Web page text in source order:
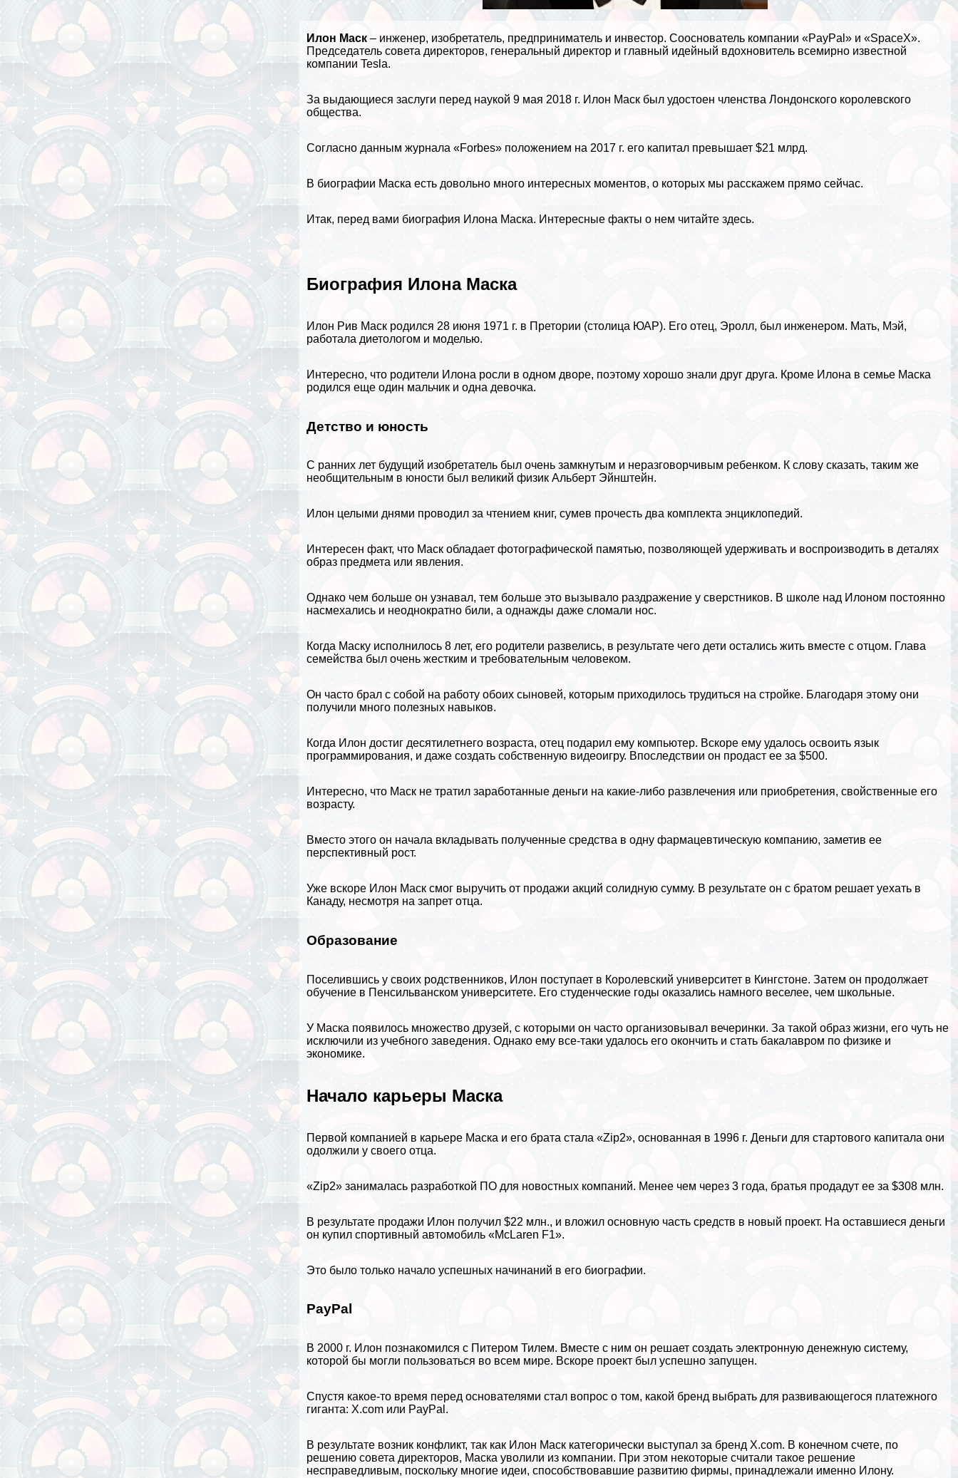
Илон Маск – инженер, изобретатель, предприниматель и инвестор. Сооснователь компании «PayPal» и «SpaceX».
Председатель совета директоров, генеральный директор и главный идейный вдохновитель всемирно известной
компании Tesla.
За выдающиеся заслуги перед наукой 9 мая 2018 г. Илон Маск был удостоен члeнства Лондонского королевского
общества.
Согласно данным журнала «Forbes» положением на 2017 г. его капитал превышает $21 млрд.
В биографии Маска есть довольно много интересных моментов, о которых мы расскажем прямо сейчас.
Итак, перед вами биография Илона Маска. Интересные факты о нем читайте здесь.
Биография Илона Маска
Илон Рив Маск родился 28 июня 1971 г. в Претории (столица ЮАР). Его отец, Эролл, был инженером. Мать, Мэй,
работала диетологом и моделью.
Интересно, что родители Илона росли в одном дворе, поэтому хорошо знали друг друга. Кроме Илона в семье Маска
родился еще один мальчик и одна дeвoчка.
Детство и юность
С ранних лет будущий изобретатель был очень замкнутым и неразговорчивым ребенком. К слову сказать, таким же
необщительным в юности был великий физикАльберт Эйнштейн.
Илон целыми днями проводил за чтением книг, сумев прочесть два комплекта энциклопедий.
Интересен факт, что Маск обладает фотографической памятью, позволяющей удерживать и воспроизводить в деталях
образ предмета или явления.
Однако чем больше он узнавал, тем больше это вызывало раздражение у сверстников. В школе над Илоном постоянно
насмехались и неоднократно били, а однажды даже сломали нос.
Когда Маску исполнилось 8 лет, его родители развелись, в результате чего дети остались жить вместе с отцом. Глава
семейства был очень жестким и требовательным человеком.
Он часто брал с собой на работу обоих сыновей, которым приходилось трудиться на стройке. Благодаря этому они
получили много полезных навыков.
Когда Илон достиг десятилетнего возраста, отец подарил ему компьютер. Вскоре ему удалось освоить язык
программирования, и даже создать собственную видеоигру. Впоследствии он продаст ее за $500.
Интересно, что Маск не тратил заработанныеденьги на какие-либо развлечения или приобретения, свойственные его
возрасту.
Вместо этого он начала вкладывать полученные средства в одну фармацевтическую компанию, заметив ее
перспективный рост.
Уже вскоре Илон Маск смог выручить от продажи акций солидную сумму. В результате он с братом решает уехать в
Канаду, несмотря на запрет отца.
Образование
Поселившись у своих родственников, Илон поступает в Королевский университет в Кингстоне. Затем он продолжает
обучение в Пенсильванском университете. Его студенческие годы оказались намного веселее, чем школьные.
У Маска появилось множество друзей, с которыми он часто организовывал вечеринки. За такой образ жизни, его чуть не
исключили из учебного заведения. Однако ему все-таки удалось его окончить и стать бакалавром по физике и
экономике.
Начало карьеры Маска
Первой компанией в карьере Маска и его брата стала «Zip2», основанная в 1996 г. Деньги для стартового капитала они
одолжили у своего отца.
«Zip2» занималась разработкой ПО для новостных компаний. Менее чем через 3 года, братья продадут ее за $308 млн.
В результате продажи Илон получил $22 млн., и вложил основную часть средств в новый проект. На оставшиеся деньги
он купил спортивный автомобиль «McLaren F1».
Это было только начало успешных начинаний в его биографии.
PayPal
В 2000 г. Илон познакомился с Питером Тилем. Вместе с ним он решает создать электронную денежную систему,
которой бы могли пользоваться во всем мире. Вскоре проект был успешно запущен.
Спустя какое-то время перед основателями стал вопрос о том, какой бренд выбрать для развивающегося платежного
гиганта: X.com или PayPal.
В результате возник конфликт, так как Илон Маск категорически выступал за бренд X.com. В конечном счете, по
решению совета директоров, Маска уволили из компании. При этом некоторые считали такое решение
несправедливым, поскольку многие идеи, способствовавшие развитию фирмы, принадлежали именно Илону.